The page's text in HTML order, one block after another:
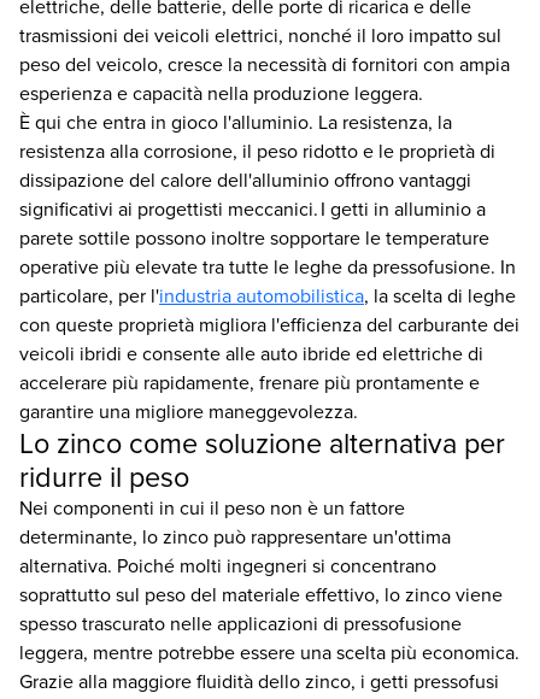
elettriche, delle batterie, delle porte di ricarica e delle
trasmissioni dei veicoli elettrici, nonché il loro impatto sul
peso del veicolo, cresce la necessità di fornitori con ampia
esperienza e capacità nella produzione leggera.
È qui che entra in gioco l'alluminio. La resistenza, la
resistenza alla corrosione, il peso ridotto e le proprietà di
dissipazione del calore dell'alluminio offrono vantaggi
significativi ai progettisti meccanici. I getti in alluminio a
parete sottile possono inoltre sopportare le temperature
operative più elevate tra tutte le leghe da pressofusione. In
particolare, per l'industria automobilistica, la scelta di leghe
con queste proprietà migliora l'efficienza del carburante dei
veicoli ibridi e consente alle auto ibride ed elettriche di
accelerare più rapidamente, frenare più prontamente e
garantire una migliore maneggevolezza.
Lo zinco come soluzione alternativa per
ridurre il peso
Nei componenti in cui il peso non è un fattore
determinante, lo zinco può rappresentare un'ottima
alternativa. Poiché molti ingegneri si concentrano
soprattutto sul peso del materiale effettivo, lo zinco viene
spesso trascurato nelle applicazioni di pressofusione
leggera, mentre potrebbe essere una scelta più economica.
Grazie alla maggiore fluidità dello zinco, i getti pressofusi